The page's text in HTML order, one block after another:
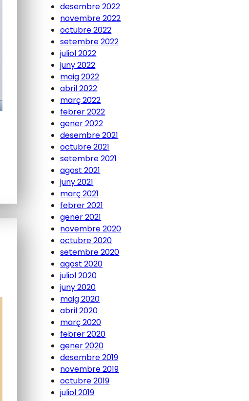
desembre 2022
novembre 2022
octubre 2022
setembre 2022
juliol 2022
juny 2022
maig 2022
abril 2022
març 2022
febrer 2022
gener 2022
desembre 2021
octubre 2021
setembre 2021
agost 2021
juny 2021
març 2021
febrer 2021
gener 2021
novembre 2020
octubre 2020
setembre 2020
agost 2020
juliol 2020
juny 2020
maig 2020
abril 2020
març 2020
febrer 2020
gener 2020
desembre 2019
novembre 2019
octubre 2019
juliol 2019